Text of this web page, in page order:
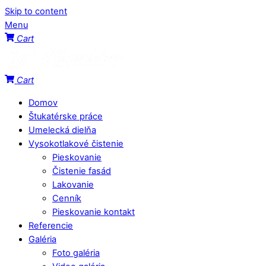
Skip to content
Menu
Cart
Cart
Domov
Štukatérske práce
Umelecká dielňa
Vysokotlakové čistenie
Pieskovanie
Čistenie fasád
Lakovanie
Cenník
Pieskovanie kontakt
Referencie
Galéria
Foto galéria